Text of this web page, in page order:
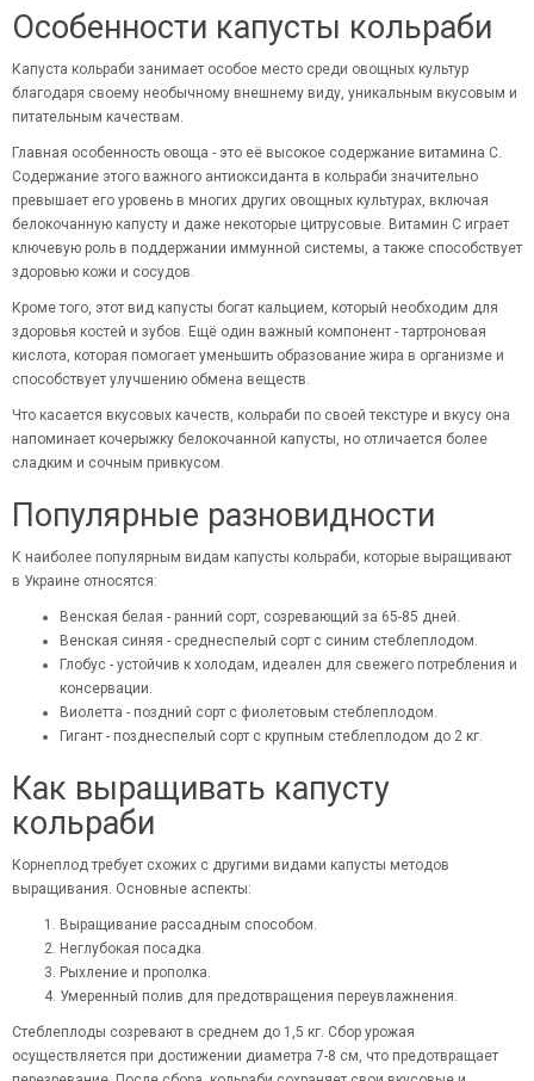
Особенности капусты кольраби
Капуста кольраби занимает особое место среди овощных культур
благодаря своему необычному внешнему виду, уникальным вкусовым и
питательным качествам.
Главная особенность овоща - это её высокое содержание витамина С.
Содержание этого важного антиоксиданта в кольраби значительно
превышает его уровень в многих других овощных культурах, включая
белокочанную капусту и даже некоторые цитрусовые. Витамин С играет
ключевую роль в поддержании иммунной системы, а также способствует
здоровью кожи и сосудов.
Кроме того, этот вид капусты богат кальцием, который необходим для
здоровья костей и зубов. Ещё один важный компонент - тартроновая
кислота, которая помогает уменьшить образование жира в организме и
способствует улучшению обмена веществ.
Что касается вкусовых качеств, кольраби по своей текстуре и вкусу она
напоминает кочерыжку белокочанной капусты, но отличается более
сладким и сочным привкусом.
Популярные разновидности
К наиболее популярным видам капусты кольраби, которые выращивают
в Украине относятся:
Венская белая - ранний сорт, созревающий за 65-85 дней.
Венская синяя - среднеспелый сорт с синим стеблеплодом.
Глобус - устойчив к холодам, идеален для свежего потребления и
консервации.
Виолетта - поздний сорт с фиолетовым стеблеплодом.
Гигант - позднеспелый сорт с крупным стеблеплодом до 2 кг.
Как выращивать капусту
кольраби
Корнеплод требует схожих с другими видами капусты методов
выращивания. Основные аспекты:
Выращивание рассадным способом.
Неглубокая посадка.
Рыхление и прополка.
Умеренный полив для предотвращения переувлажнения.
Стеблеплоды созревают в среднем до 1,5 кг. Сбор урожая
осуществляется при достижении диаметра 7-8 см, что предотвращает